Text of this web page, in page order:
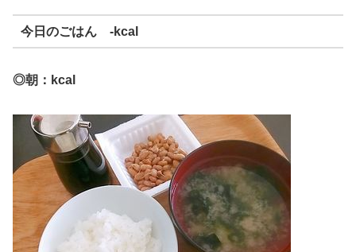
今日のごはん -kcal
◎朝：kcal